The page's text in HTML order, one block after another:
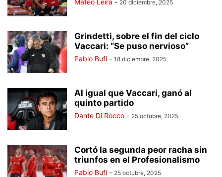
Mateo Leira - 20 diciembre, 2025
Grindetti, sobre el fin del ciclo
Vaccari: “Se puso nervioso”
Pablo Bufi - 18 diciembre, 2025
Al igual que Vaccari, ganó al
quinto partido
Dante Di Rocco - 25 octubre, 2025
Cortó la segunda peor racha sin
triunfos en el Profesionalismo
Pablo Bufi - 25 octubre, 2025